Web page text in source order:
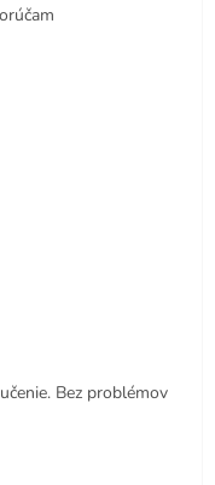
5 hviezdičiek.
5 hviezdičiek.
Bez problémov
5 hviezdičiek.